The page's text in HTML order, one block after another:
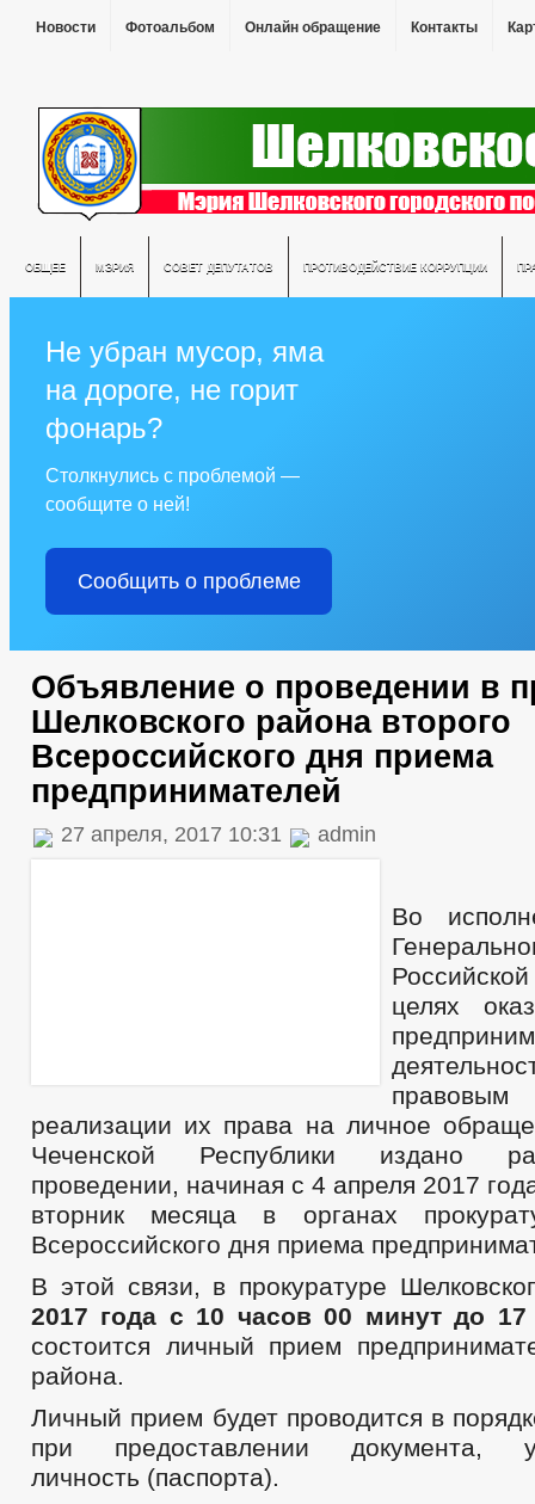
Новости Фотоальбом Онлайн обращение Контакты
ОБЩЕЕ МЭРИЯ СОВЕТ ДЕПУТАТОВ ПРОТИВОДЕЙСТВИЕ КОРРУПЦИИ
Не убран мусор, яма
на дороге, не горит
фонарь?
Столкнулись с проблемой —
сообщите о ней!
Сообщить о проблеме
Объявление о проведении в
Шелковского района второго
Всероссийского дня приема
предпринимателей
27 апреля, 2017 10:31 admin
Во
целях
реализации их права на личное
Чеченской Республики издано
проведении, начиная с 4 апреля 2017
вторник месяца в органах
Всероссийского дня приема
В этой связи, в прокуратуре
2017 года с 10 часов 00 минут до 17
состоится личный прием
района.
Личный прием будет проводится в
при предоставлении документа,
личность (паспорта).